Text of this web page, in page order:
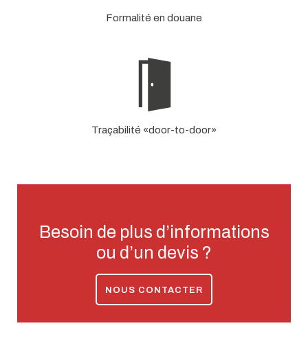
Formalité en douane
Traçabilité «door-to-door»
Besoin de plus d’informations
ou d’un devis ?
NOUS CONTACTER